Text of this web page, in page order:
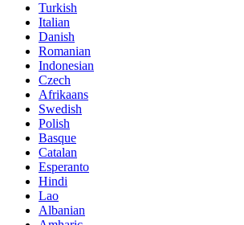
Turkish
Italian
Danish
Romanian
Indonesian
Czech
Afrikaans
Swedish
Polish
Basque
Catalan
Esperanto
Hindi
Lao
Albanian